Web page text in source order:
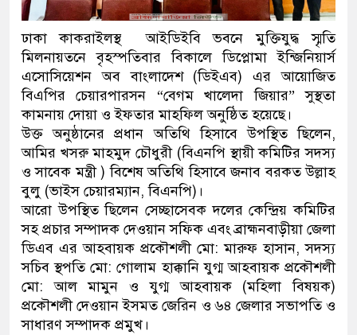
ঢাকা কাকরাইলস্থ আইডিইবি ভবনে মুক্তিযুদ্ধ স্মৃতি
মিলনায়তনে বৃহস্পতিবার বিকালে ডিপ্লোমা ইন্জিনিয়ার্স
এসোসিয়েশন অব বাংলাদেশ (ডিইএব) এর আয়োজিত
বিএপির চেয়ারপারসন “বেগম খালেদা জিয়ার” সুস্থতা
কামনায় দোয়া ও ইফতার মাহফিল অনুষ্ঠিত হয়েছে।
উক্ত অনুষ্ঠানের প্রধান অতিথি হিসাবে উপস্থিত ছিলেন,
আমির খসরু মাহমুদ চৌধুরী (বিএনপি স্থায়ী কমিটির সদস্য
ও সাবেক মন্ত্রী ) বিশেষ অতিথি হিসাবে জনাব বরকত উল্লাহ
বুলু (ভাইস চেয়ারম্যান, বিএনপি)।
আরো উপস্থিত ছিলেন সেচ্ছাসেবক দলের কেন্দ্রিয় কমিটির
সহ প্রচার সম্পাদক দেওয়ান সফিক এবং ব্রাহ্মনবাড়ীয়া জেলা
ডিএব এর আহবায়ক প্রকৌশলী মো: মারুফ হাসান, সদস্য
সচিব স্থপতি মো: গোলাম হাক্কানি যুগ্ম আহবায়ক প্রকৌশলী
মো: আল মামুন ও যুগ্ম আহবায়ক (মহিলা বিষয়ক)
প্রকৌশলী দেওয়ান ইসমত জেরিন ও ৬৪ জেলার সভাপতি ও
সাধারণ সম্পাদক প্রমুখ।